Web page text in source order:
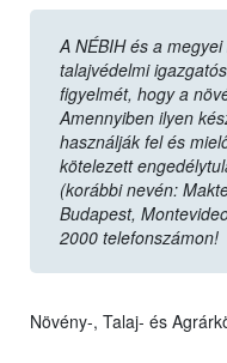
A NÉBIH és a
talajvédelmi
figyelmét, hogy a
Amennyiben ilyen
használják fel és
kötelezett
(korábbi nevén:
Budapest,
2000 telefonszámon!
Növény-, Talaj- és